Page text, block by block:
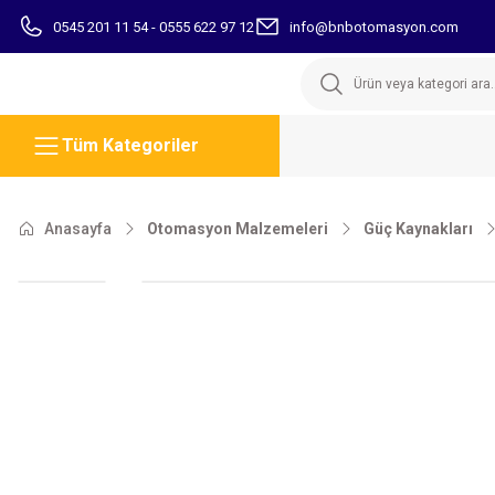
0545 201 11 54 - 0555 622 97 12 info@bnbotomasyon.com
Tüm Kategoriler
Anasayfa Otomasyon Malzemeleri Güç Kaynakları